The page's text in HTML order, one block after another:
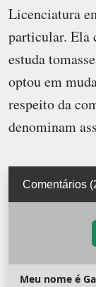
Licenciatura
particular. Ela
estuda
optou em
respeito da
denominam
Comentários
Meu nome é